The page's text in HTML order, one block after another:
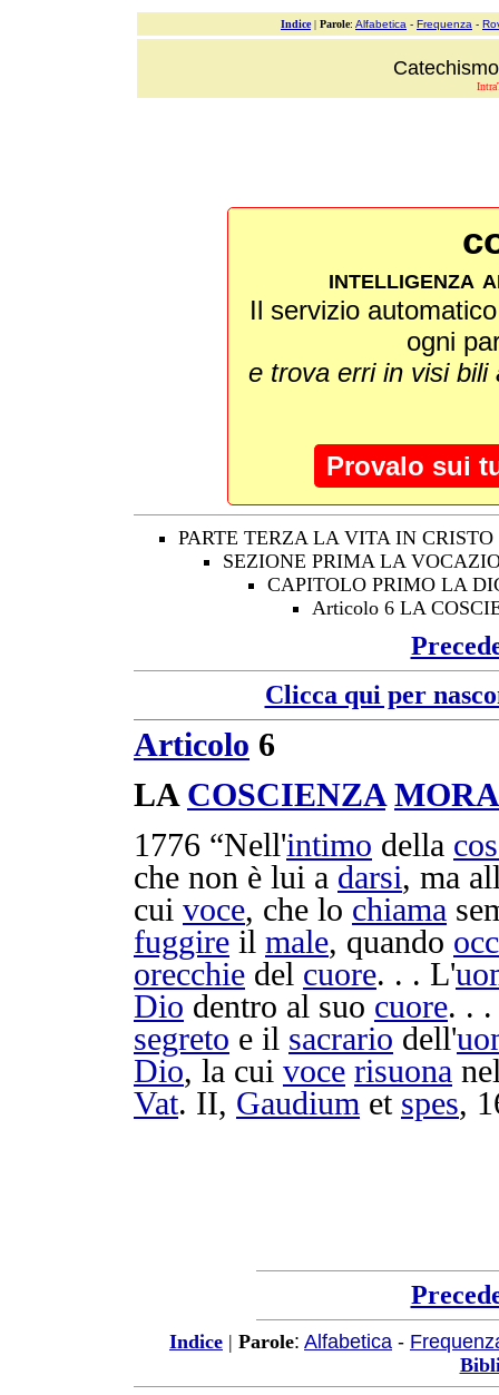
Indice| Parole: Alfabetica - Frequenza -
intelligenza
Il servizio
ogni
e trova erri in visi
Provalo sui
PARTE TERZA LA VITA IN CRISTO
SEZIONE PRIMA LA
CAPITOLO PRIMO LA
Articolo 6 LA
Clicca qui per
Articolo 6
LA COSCIENZA
1776 “Nell'intimo della
che non è lui a darsi, ma
cui voce, che lo chiama
fuggire il male, quando
orecchie del cuore. . . L'
Dio dentro al suo cuore. .
segreto e il sacrario dell'
Dio, la cui voce risuona
Vat. II, Gaudium et spes,
Indice | Parole: Alfabetica -